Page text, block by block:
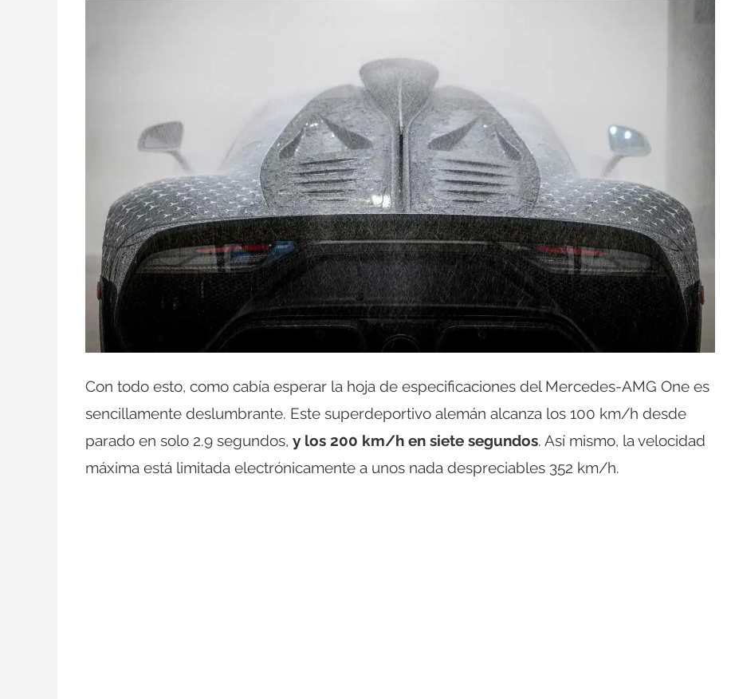
Con todo esto, como cabía esperar la hoja de especificaciones del Mercedes-AMG One es
sencillamente deslumbrante. Este superdeportivo alemán alcanza los 100 km/h desde
parado en solo 2.9 segundos, y los 200 km/h en siete segundos. Así mismo, la velocidad
máxima está limitada electrónicamente a unos nada despreciables 352 km/h.